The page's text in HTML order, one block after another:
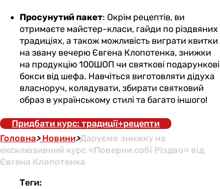
Просунутий пакет: Окрім рецептів, ви
отримаєте майстер-класи, гайди по різдвяних
традиціях, а також можливість виграти квитки
на звану вечерю Євгена Клопотенка, знижки
на продукцію 100ШОП чи святкові подарункові
бокси від шефа. Навчіться виготовляти дідуха
власноруч, колядувати, збирати святковий
образ в українському стилі та багато іншого!
Придбати курс: традиції+рецепти
Головна>Новини>Даруємо знижку на
ексклюзивний курс «Поверни собі Різдво» від
Євгена Клопотенка
Теги: